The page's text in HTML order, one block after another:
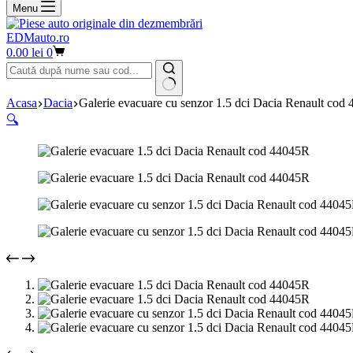
Menu
EDMauto.ro
Coș
de
cumpărături
0.00 lei 0
Niciun
rezultat
Acasa Dacia Galerie evacuare cu senzor 1.5 dci Dacia Renault cod
🔍